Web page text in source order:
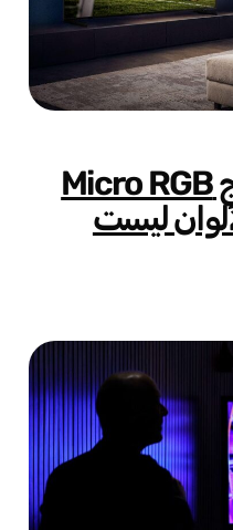
تلفزيونات سامسونج Micro RGB
ليست